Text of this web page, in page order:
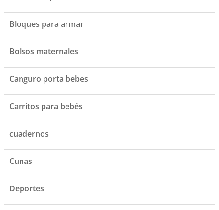
Bloques para armar
Bolsos maternales
Canguro porta bebes
Carritos para bebés
cuadernos
Cunas
Deportes